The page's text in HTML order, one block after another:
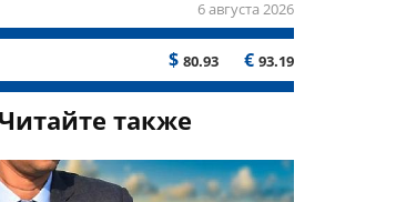
6 августа 2026
$ 80.93 € 93.19
Читайте также